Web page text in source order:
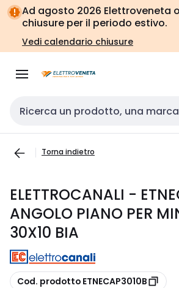
Vai alla
navigazione
Vai
alla
pagina
Ad agosto 2026 Elettroveneta
chiusure per il periodo estivo.
Vedi calendario chiusure
Cerca input
Torna indietro
ELETTROCANALI -
ANGOLO PIANO PER
30X10 BIA
copia
Cod. prodotto ETNECAP3010B